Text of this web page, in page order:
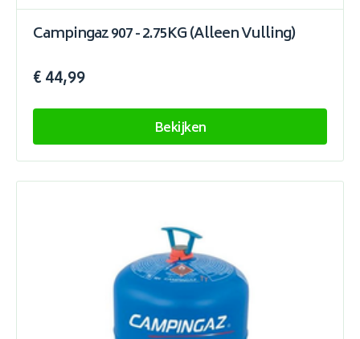
Campingaz 907 - 2.75KG (Alleen Vulling)
€ 44,99
Bekijken